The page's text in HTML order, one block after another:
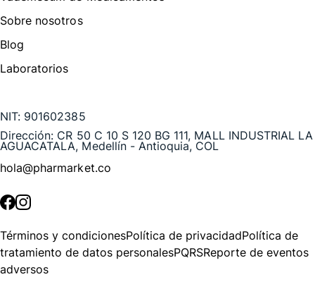
Sobre nosotros
Blog
Laboratorios
NIT: 901602385
Dirección: CR 50 C 10 S 120 BG 111, MALL INDUSTRIAL LA
AGUACATALA, Medellín - Antioquia, COL
hola@pharmarket.co
Términos y condicionesPolítica de privacidadPolítica de
tratamiento de datos personalesPQRSReporte de eventos
adversos